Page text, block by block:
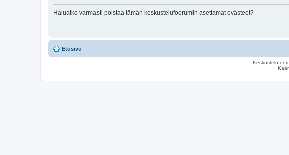
Haluatko varmasti poistaa tämän keskustelufoorumin asettamat evästeet?
Etusivu